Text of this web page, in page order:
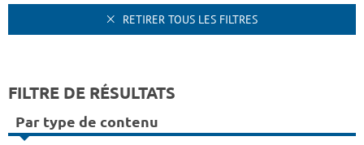
RETIRER TOUS LES FILTRES
FILTRE DE RÉSULTATS
Par type de contenu